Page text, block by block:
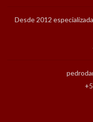
Desde 2012